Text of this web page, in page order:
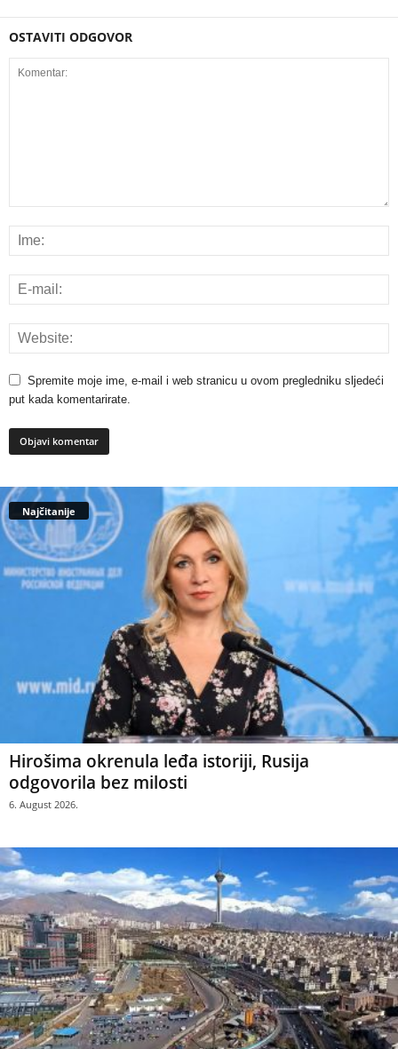
OSTAVITI ODGOVOR
Spremite moje ime, e-mail i web stranicu u ovom pregledniku sljedeći
put kada komentarirate.
Najčitanije
Hirošima okrenula leđa istoriji, Rusija
odgovorila bez milosti
6. August 2026.